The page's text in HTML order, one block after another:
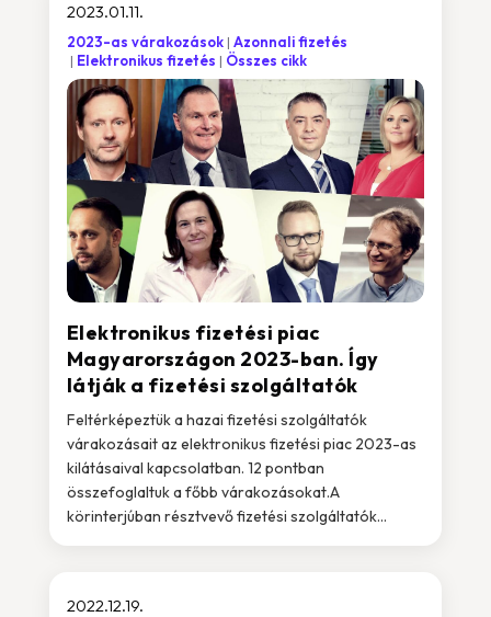
Elektronikus fizetési piac
Magyarországon 2023-ban. Így
látják a fizetési szolgáltatók
2023.01.11.
2023-as várakozások Azonnali fizetés
Elektronikus fizetés
Összes cikk
Feltérképeztük a hazai fizetési szolgáltatók
várakozásait az elektronikus fizetési piac 2023-as
kilátásaival kapcsolatban. 12 pontban
összefoglaltuk a főbb várakozásokat.A
körinterjúban résztvevő fizetési szolgáltatók...
2022.12.19.